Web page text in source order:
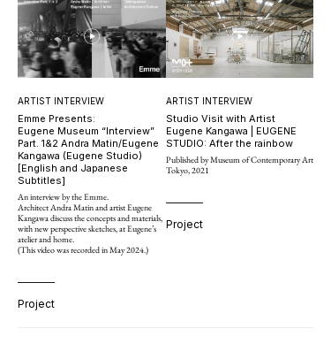
ARTIST INTERVIEW
Emme Presents:
Eugene Museum “Interview”
Part. 1&2 Andra Matin/Eugene
Kangawa (Eugene Studio)
[English and Japanese
Subtitles]
An interview by the Emme.
Architect Andra Matin and artist Eugene
Kangawa discuss the concepts and materials,
with new perspective sketches, at Eugene’s
atelier and home.
(This video was recorded in May 2024.)
Project
ARTIST INTERVIEW
Studio Visit with Artist
Eugene Kangawa | EUGENE
STUDIO: After the rainbow
Published by Museum of Contemporary Art
Tokyo, 2021
Project